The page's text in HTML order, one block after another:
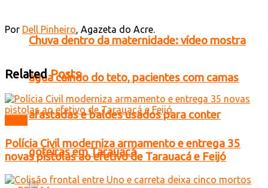
Chuva dentro da maternidade: vídeo mostra
água caindo do teto, pacientes com camas
afastadas e baldes usados para conter
goteiras em Tarauacá
Por Dell Pinheiro, Agazeta do Acre.
RelatedPosts
Polícia Civil moderniza armamento e entrega 35
novas pistolas ao efetivo de Tarauacá e Feijó